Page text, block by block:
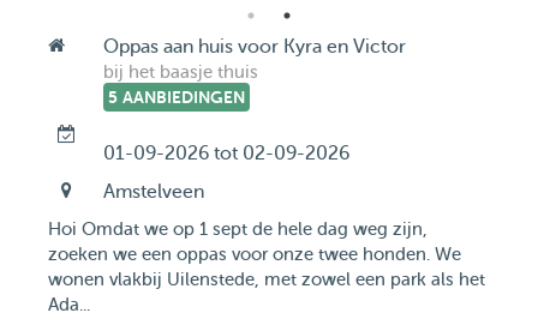
Oppas aan huis voor Kyra en Victor
bij het baasje thuis
5 AANBIEDINGEN
01-09-2026 tot 02-09-2026
Amstelveen
Hoi Omdat we op 1 sept de hele dag weg zijn,
zoeken we een oppas voor onze twee honden. We
wonen vlakbij Uilenstede, met zowel een park als het
Ada...